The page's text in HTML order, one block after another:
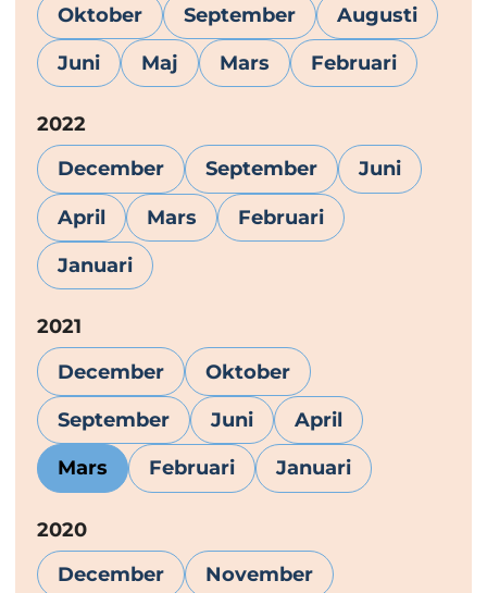
Oktober
September Augusti
Juni Maj Mars Februari
År:
2022
December
September Juni
April Mars Februari
Januari
År:
2021
December
Oktober
September Juni April
Mars Februari Januari
År:
2020
December
November